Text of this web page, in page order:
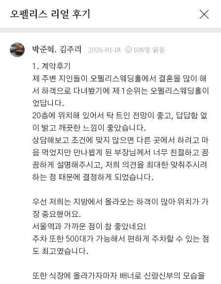
오펠리스 리얼 후기
박준혁, 김주리 2026-01-18 108명 읽음
1. 계약후기
제 주변 지인들이 오펠리스웨딩홀에서 결혼을 많이 해
서 하객으로 다녀봤기에 제 1순위는 오펠리스웨딩홀이
었답니다.
20층에 위치해 있어서 탁 트인 전망이 좋고, 답답함 없
이 밝고 깨끗한 느낌이 좋았습니다.
상담해보고 조건에 맞지 않으면 다른 곳에서 하려고 마
음 먹었지만 만나뵙게 된 부장님께서 너무 친절하고 꼼
꼼하게 설명해주시고, 저희 의견을 최대한 맞춰주시려
하는 점 때문에 결정하게 되었습니다.
우선 저희는 지방에서 올라오는 하객이 많아 위치가 가
장 중요했어요.
서울역과 가까운 점이 참 좋았네요!
주차 또한 500대가 가능해서 편하게 주차할 수 있는 점
도 최고였습니다.
또한 식장에 올라가자마자 배너로 신랑신부의 모습을